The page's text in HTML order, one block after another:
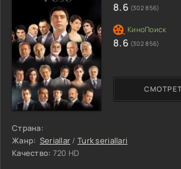
Страна:
Жанр: Seriallar /Turk seriallari
Качество: 720 HD
8.6 (302 856)
8.6 (302 856)